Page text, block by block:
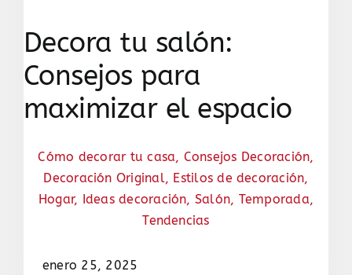
Decora tu salón:
Consejos para
maximizar el espacio
Cómo decorar tu casa, Consejos Decoración,
Decoración Original, Estilos de decoración,
Hogar, Ideas decoración, Salón, Temporada,
Tendencias
enero 25, 2025